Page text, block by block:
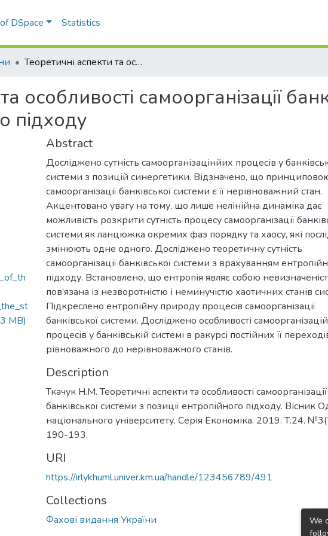
DSpace Statistics
Теоретичні аспекти та особливості самоорганізації банківської системи з позиції ентропійного підходу
особливості самоорганізації
підходу
MB)
Abstract
Досліджено сутність самоорганізацінйих процесів у
системи з позицій синергетики. Відзначено, що
самоорганізації банківської системи є її нерівноважний стан.
Акцентовано увагу на тому, що лише нелінійна динаміка дає
можливість розкрити сутність процесу самоорганізації
системи як ланцюжка окремих фаз порядку та хаосу, які
змінюють одне одного. Досліджено теоретичну сутність
самоорганізації банківської системи з врахуванням
підходу. Встановлено, що ентропія являє собою
пов’язана із незворотністю і неминучістю хаотичних станів
Підкреслено ентропійну природу процесів самоорганізації
банківської системи. Досліджено особливості
процесів у банківській системі в ракурсі постійних її
рівноважного до нерівноважного станів.
Description
Ткачук Н.М. Теоретичні аспекти та особливості самоорганізації
банківської системи з позиції ентропійного підходу. Вісник
національного університету. Серія Економіка. 2019. Т.24.
190-193.
URI
https://irlykhuml.univer.km.ua/handle/123456789/491
Collections
Фахові видання України
We